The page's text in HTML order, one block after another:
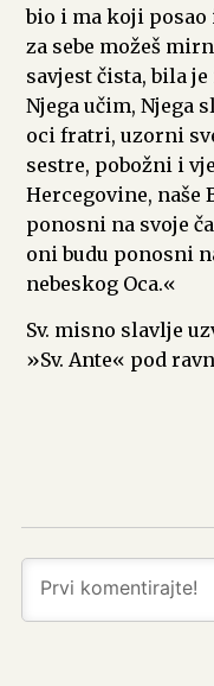
bio i ma koji
za sebe možeš
savjest čista, bila
Njega učim, Njega
oci fratri, uzorni
sestre, pobožni i
Hercegovine, naše
ponosni na svoje
oni budu ponosni
nebeskog Oca.«
Sv. misno slavlje
»Sv. Ante« pod